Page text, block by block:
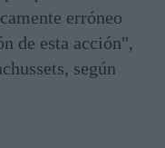
erróneo
de esta acción",
según